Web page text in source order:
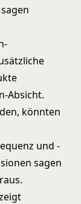
Absicht.
könnten
und -
sagen